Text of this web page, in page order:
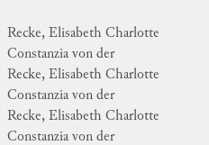
Recke, Elisabeth Charlotte
Constanzia von der
Recke, Elisabeth Charlotte
Constanzia von der
Recke, Elisabeth Charlotte
Constanzia von der